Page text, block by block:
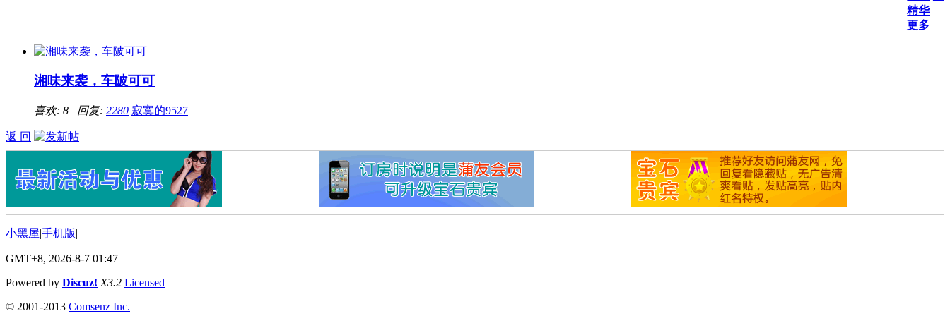
精华
更多
湘味来袭，车陂可可
喜欢: 8 回复: 2280 寂寞的9527
返 回
小黑屋|手机版|
GMT+8, 2026-8-7 01:47
Powered by Discuz! X3.2 Licensed
© 2001-2013 Comsenz Inc.